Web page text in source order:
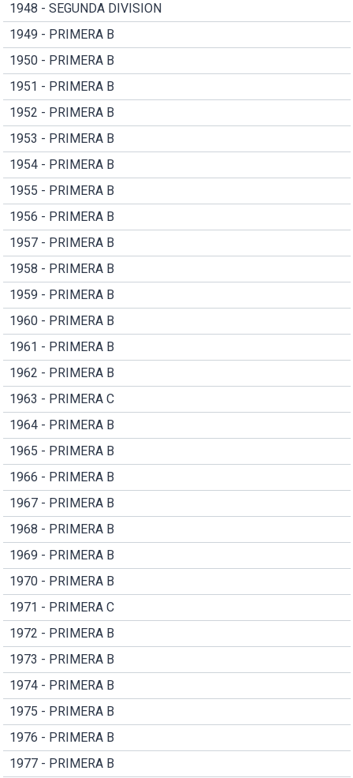
1948 - SEGUNDA DIVISION
1949 - PRIMERA B
1950 - PRIMERA B
1951 - PRIMERA B
1952 - PRIMERA B
1953 - PRIMERA B
1954 - PRIMERA B
1955 - PRIMERA B
1956 - PRIMERA B
1957 - PRIMERA B
1958 - PRIMERA B
1959 - PRIMERA B
1960 - PRIMERA B
1961 - PRIMERA B
1962 - PRIMERA B
1963 - PRIMERA C
1964 - PRIMERA B
1965 - PRIMERA B
1966 - PRIMERA B
1967 - PRIMERA B
1968 - PRIMERA B
1969 - PRIMERA B
1970 - PRIMERA B
1971 - PRIMERA C
1972 - PRIMERA B
1973 - PRIMERA B
1974 - PRIMERA B
1975 - PRIMERA B
1976 - PRIMERA B
1977 - PRIMERA B